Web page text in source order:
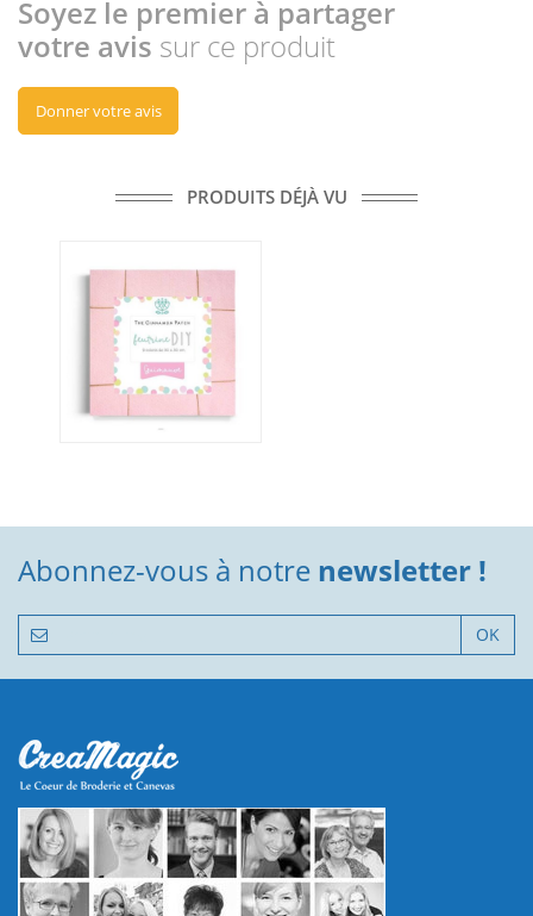
Soyez le premier à partager
votre avis sur ce produit
Donner votre avis
PRODUITS DÉJÀ VU
Abonnez-vous à notre newsletter !
OK